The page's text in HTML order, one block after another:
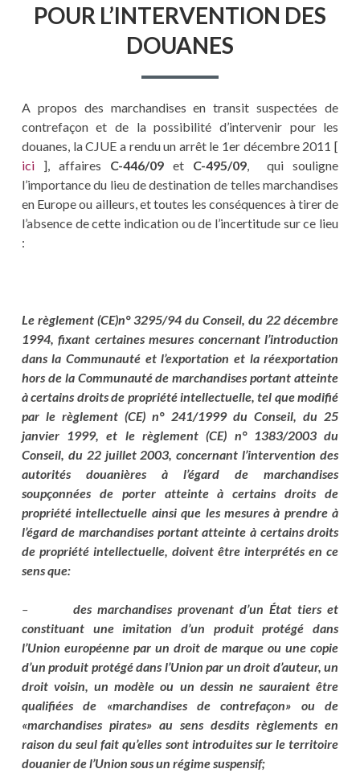
POUR L’INTERVENTION DES
DOUANES
A propos des marchandises en transit suspectées de
contrefaçon et de la possibilité d’intervenir pour les
douanes, la CJUE a rendu un arrêt le 1er décembre 2011 [
ici], affaires C-446/09et C-495/09, qui souligne
l’importance du lieu de destination de telles marchandises
en Europe ou ailleurs, et toutes les conséquences à tirer de
l’absence de cette indication ou de l’incertitude sur ce lieu
:
Le règlement (CE)n° 3295/94 du Conseil, du 22 décembre
1994, fixant certaines mesures concernant l’introduction
dans la Communauté et l’exportation et la réexportation
hors de la Communauté de marchandises portant atteinte
à certains droits de propriété intellectuelle, tel que modifié
par le règlement (CE) n° 241/1999 du Conseil, du 25
janvier 1999, et le règlement (CE) n° 1383/2003 du
Conseil, du 22 juillet 2003, concernant l’intervention des
autorités douanières à l’égard de marchandises
soupçonnées de porter atteinte à certains droits de
propriété intellectuelle ainsi que les mesures à prendre à
l’égard de marchandises portant atteinte à certains droits
de propriété intellectuelle, doivent être interprétés en ce
sens que:
–des marchandises provenant d’un État tiers et
constituant une imitation d’un produit protégé dans
l’Union européenne par un droit de marque ou une copie
d’un produit protégé dans l’Union par un droit d’auteur, un
droit voisin, un modèle ou un dessin ne sauraient être
qualifiées de «marchandises de contrefaçon» ou de
«marchandises pirates» au sens desdits règlements en
raison du seul fait qu’elles sont introduites sur le territoire
douanier de l’Union sous un régime suspensif;